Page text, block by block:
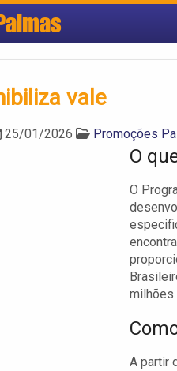
vale
25/01/2026 Promoções
O
O
milhões
A partir